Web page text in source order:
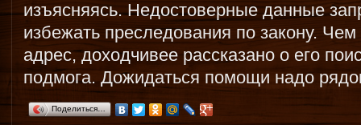
изъясняясь. Недостоверные данные
избежать преследования по закону.
адрес, доходчивее рассказано о его
подмога. Дожидаться помощи надо
Поделиться…